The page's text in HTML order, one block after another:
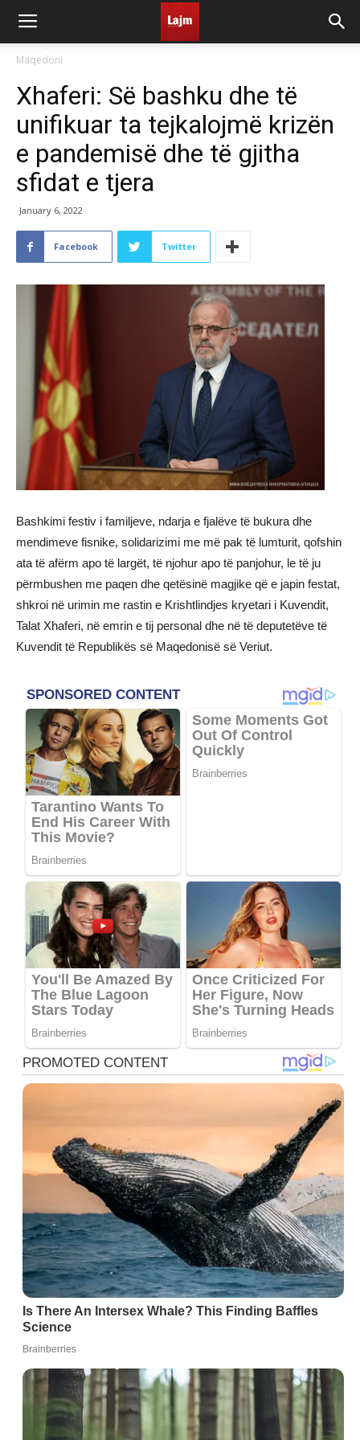
Maqedoni
Xhaferi: Së bashku dhe të
unifikuar ta tejkalojmë krizën
e pandemisë dhe të gjitha
sfidat e tjera
January 6, 2022
Facebook Twitter
Bashkimi festiv i familjeve, ndarja e fjalëve të bukura dhe
mendimeve fisnike, solidarizimi me më pak të lumturit, qofshin
ata të afërm apo të largët, të njohur apo të panjohur, le të ju
përmbushen me paqen dhe qetësinë magjike që e japin festat,
shkroi në urimin me rastin e Krishtlindjes kryetari i Kuvendit,
Talat Xhaferi, në emrin e tij personal dhe në të deputetëve të
Kuvendit të Republikës së Maqedonisë së Veriut.